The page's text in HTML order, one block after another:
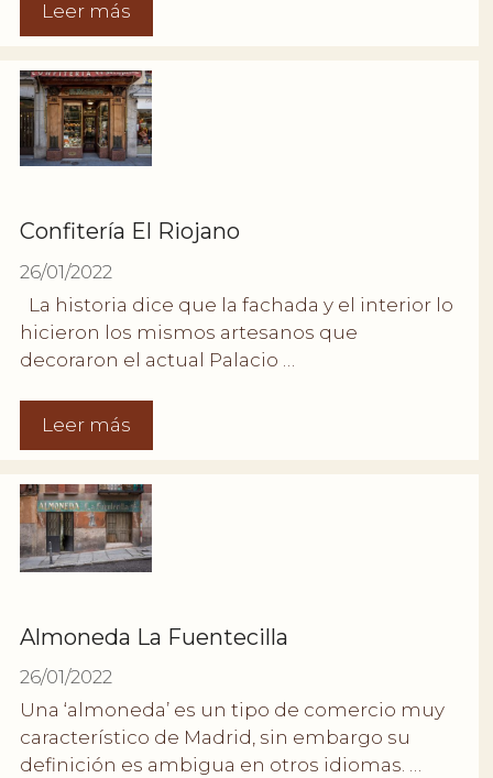
Leer más
Confitería El Riojano
26/01/2022
La historia dice que la fachada y el interior lo
hicieron los mismos artesanos que
decoraron el actual Palacio …
Leer más
Almoneda La Fuentecilla
26/01/2022
Una ‘almoneda’ es un tipo de comercio muy
característico de Madrid, sin embargo su
definición es ambigua en otros idiomas. …